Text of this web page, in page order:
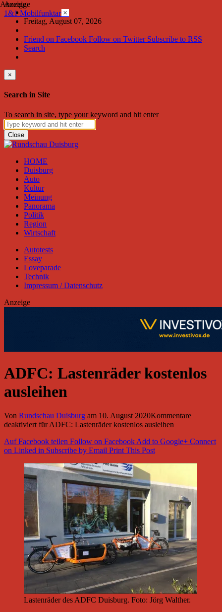
Freitag, August 07, 2026
Friend on Facebook Follow on Twitter Subscribe to RSS
Search
×
Search in Site
To search in site, type your keyword and hit enter
Close
HOME
Duisburg
Auto
Kultur
Meinung
Panorama
Politik
Region
Wirtschaft
Autotests
Essay
Loveparade
Technik
Impressum / Datenschutz
Anzeige
ADFC: Lastenräder kostenlos
ausleihen
Von Rundschau Duisburg am 10. August 2020Kommentare
deaktiviertfür ADFC: Lastenräder kostenlos ausleihen
Auf Facebook teilen Follow on FacebookAdd to Google+ Connect
on Linked in Subscribe by Email Print This Post
Lastenräder des ADFC Duisburg. Foto: Jörg Walther.
Anzeige
×
1&1 Mobilfunktarife
Anzeige